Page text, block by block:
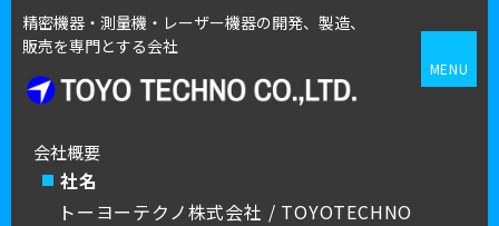
精密機器・測量機・レーザー機器の開発、製造、
販売を専門とする会社
MENU
会社概要
社名
トーヨーテクノ株式会社 / TOYOTECHNO